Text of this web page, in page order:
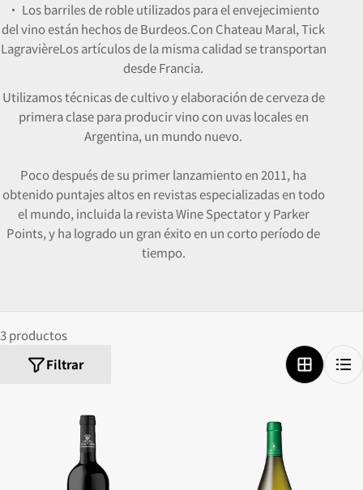
・ Los barriles de roble utilizados para el envejecimiento
del vino están hechos de Burdeos.Con Chateau Maral, Tick
LagravièreLos artículos de la misma calidad se transportan
desde Francia.
Utilizamos técnicas de cultivo y elaboración de cerveza de
primera clase para producir vino con uvas locales en
Argentina, un mundo nuevo.
Poco después de su primer lanzamiento en 2011, ha
obtenido puntajes altos en revistas especializadas en todo
el mundo, incluida la revista Wine Spectator y Parker
Points, y ha logrado un gran éxito en un corto período de
tiempo.
3 productos
Filtrar